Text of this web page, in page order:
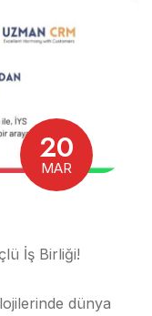
20
MAR
İş Birliği!
dünya